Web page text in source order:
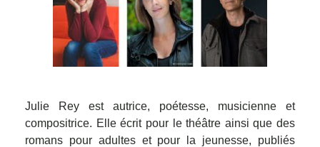
Julie Rey est autrice, poétesse, musicienne et
compositrice. Elle écrit pour le théâtre ainsi que des
romans pour adultes et pour la jeunesse, publiés